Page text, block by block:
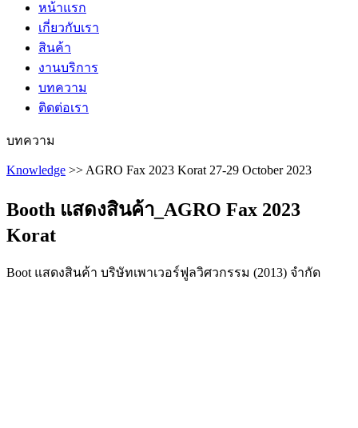
หน้าแรก
เกี่ยวกับเรา
สินค้า
งานบริการ
บทความ
ติดต่อเรา
บทความ
Knowledge >> AGRO Fax 2023 Korat 27-29 October 2023
Booth แสดงสินค้า_AGRO Fax 2023
Korat
Boot แสดงสินค้า บริษัทเพาเวอร์ฟูลวิศวกรรม (2013) จำกัด